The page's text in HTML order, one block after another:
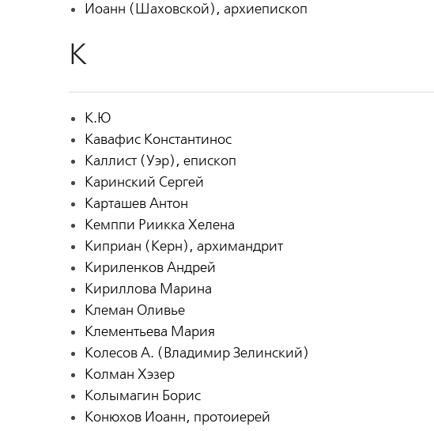
Иоанн (Шаховской), архиепископ
К
К.Ю
Кавафис Константинос
Каллист (Уэр), епископ
Каринский Сергей
Карташев Антон
Кемппи Риикка Хелена
Киприан (Керн), архимандрит
Кириленков Андрей
Кириллова Марина
Клеман Оливье
Клементьева Мария
Колесов А. (Владимир Зелинский)
Колман Хэзер
Колымагин Борис
Конюхов Иоанн, протоиерей